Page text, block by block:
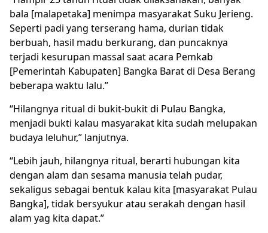
bala [malapetaka] menimpa masyarakat Suku Jerieng.
Seperti padi yang terserang hama, durian tidak
berbuah, hasil madu berkurang, dan puncaknya
terjadi kesurupan massal saat acara Pemkab
[Pemerintah Kabupaten] Bangka Barat di Desa Berang
beberapa waktu lalu.”
“Hilangnya ritual di bukit-bukit di Pulau Bangka,
menjadi bukti kalau masyarakat kita sudah melupakan
budaya leluhur,” lanjutnya.
“Lebih jauh, hilangnya ritual, berarti hubungan kita
dengan alam dan sesama manusia telah pudar,
sekaligus sebagai bentuk kalau kita [masyarakat Pulau
Bangka], tidak bersyukur atau serakah dengan hasil
alam yag kita dapat.”